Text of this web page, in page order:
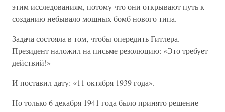
этим исследованиям, потому что они открывают путь к
созданию небывало мощных бомб нового типа.
Задача состояла в том, чтобы опередить Гитлера.
Президент наложил на письме резолюцию: «Это требует
действий!»
И поставил дату: «11 октября 1939 года».
Но только 6 декабря 1941 года было принято решение